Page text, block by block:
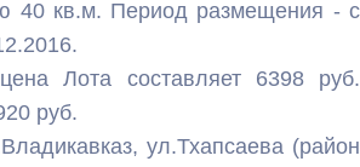
40 кв.м. Период размещения - с
Лота составляет 6398 руб.
руб.
ул.Тхапсаева (район